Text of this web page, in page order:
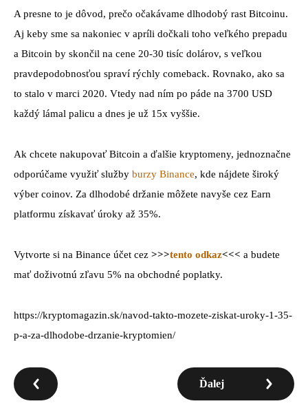
A presne to je dôvod, prečo očakávame dlhodobý rast Bitcoinu.
Aj keby sme sa nakoniec v apríli dočkali toho veľkého prepadu
a Bitcoin by skončil na cene 20-30 tisíc dolárov, s veľkou
pravdepodobnosťou spraví rýchly comeback. Rovnako, ako sa
to stalo v marci 2020. Vtedy nad ním po páde na 3700 USD
každý lámal palicu a dnes je už 15x vyššie.
Ak chcete nakupovať Bitcoin a ďalšie kryptomeny, jednoznačne
odporúčame využiť služby burzy Binance, kde nájdete široký
výber coinov. Za dlhodobé držanie môžete navyše cez Earn
platformu získavať úroky až 35%.
Vytvorte si na Binance účet cez >>>tento odkaz<<< a budete
mať doživotnú zľavu 5% na obchodné poplatky.
https://kryptomagazin.sk/navod-takto-mozete-ziskat-uroky-1-35-
p-a-za-dlhodobe-drzanie-kryptomien/
Ďalej